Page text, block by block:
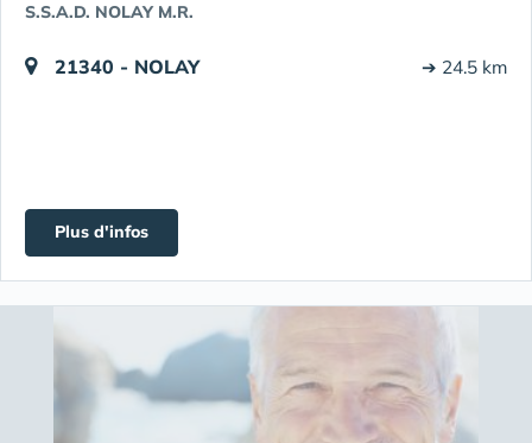
S.S.A.D. NOLAY M.R.
21340 - NOLAY ➔ 24.5 km
Plus d'infos